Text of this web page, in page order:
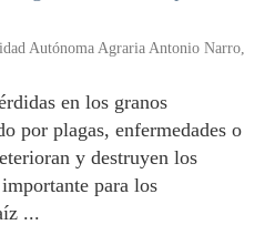
Autónoma Agraria Antonio Narro,
en los granos
por plagas, enfermedades o
y destruyen los
para los
...